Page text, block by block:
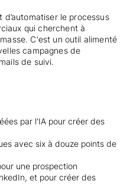
le processus
qui cherchent à
C'est un outil alimenté
campagnes de
de suivi.
par l'IA pour créer des
avec six à douze points de
une prospection
et pour créer des